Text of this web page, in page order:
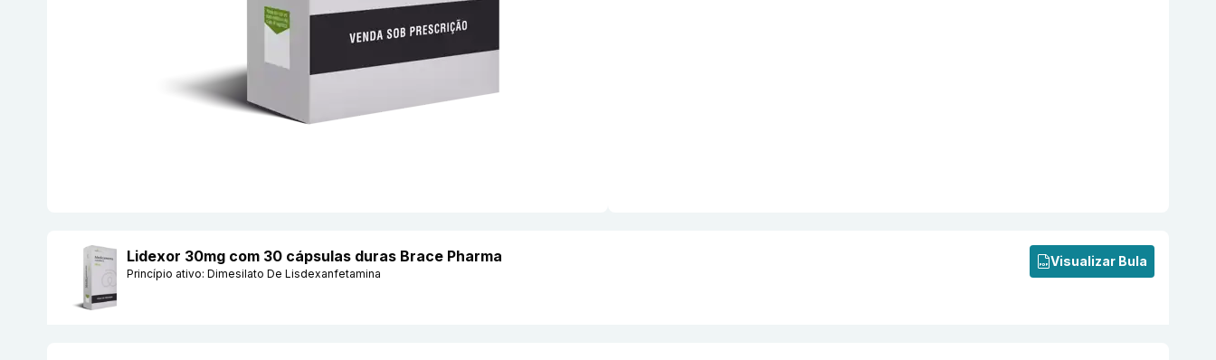
Lidexor 30mg com 30 cápsulas duras Brace Pharma
Princípio ativo: Dimesilato De Lisdexanfetamina
Visualizar Bula